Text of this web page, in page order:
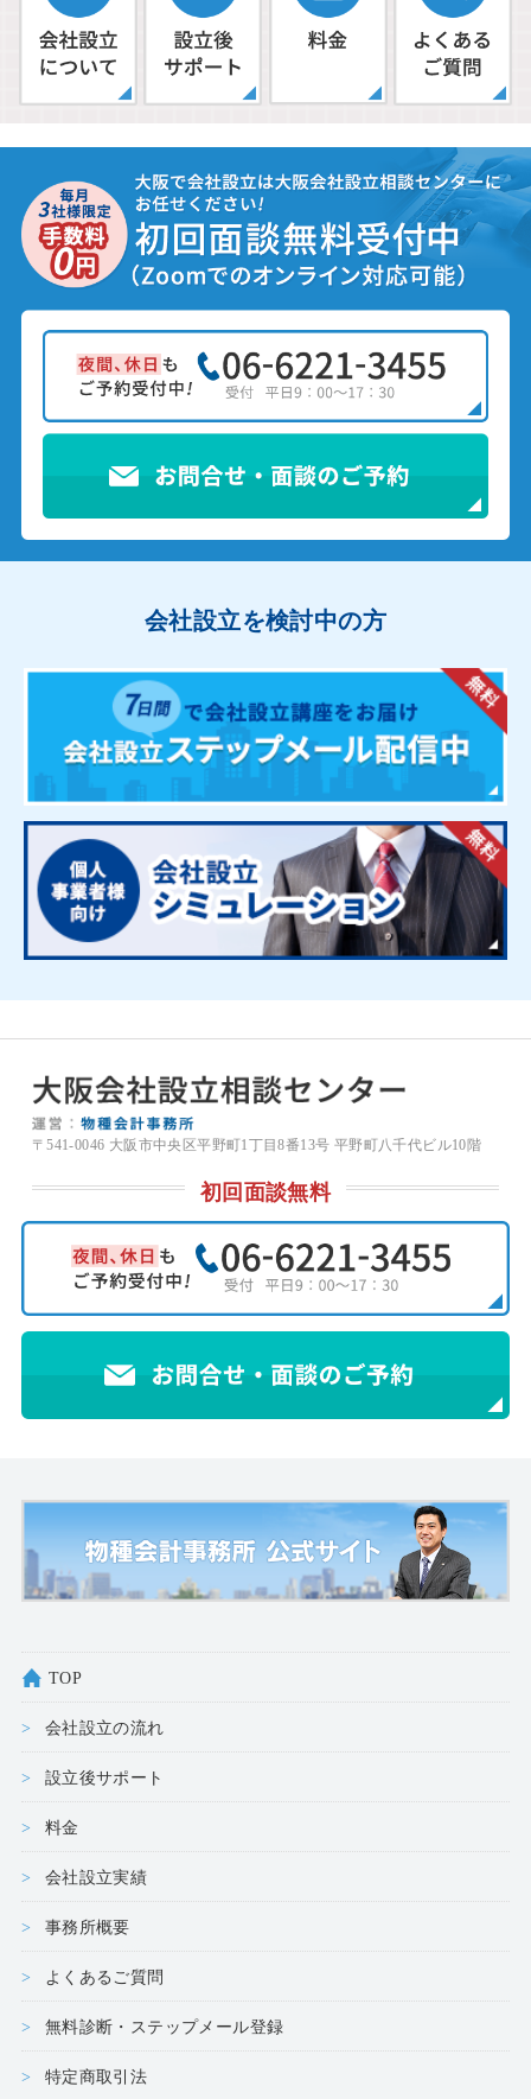
会社設立を検討中の方
〒541-0046 大阪市中央区平野町1丁目8番13号 平野町八千代ビル10階
初回面談無料
TOP
会社設立の流れ
設立後サポート
料金
会社設立実績
事務所概要
よくあるご質問
無料診断・ステップメール登録
特定商取引法